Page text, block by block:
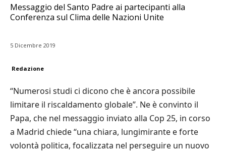
Messaggio del Santo Padre ai partecipanti alla
Conferenza sul Clima delle Nazioni Unite
5 Dicembre 2019
Redazione
“Numerosi studi ci dicono che è ancora possibile
limitare il riscaldamento globale”. Ne è convinto il
Papa, che nel messaggio inviato alla Cop 25, in corso
a Madrid chiede “una chiara, lungimirante e forte
volontà politica, focalizzata nel perseguire un nuovo